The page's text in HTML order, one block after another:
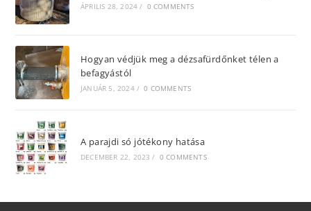
ÁPRILIS 28, 2024 / 0 COMMENTS
Hogyan védjük meg a dézsafürdőnket télen a
befagyástól
JANUÁR 5, 2024 / 0 COMMENTS
A parajdi só jótékony hatása
DECEMBER 22, 2023 / 0 COMMENTS